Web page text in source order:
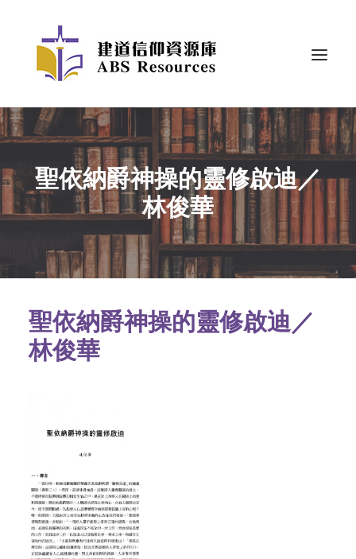
聖依納爵神操的靈修啟迪／
林俊華
聖依納爵神操的靈修啟迪／
林俊華